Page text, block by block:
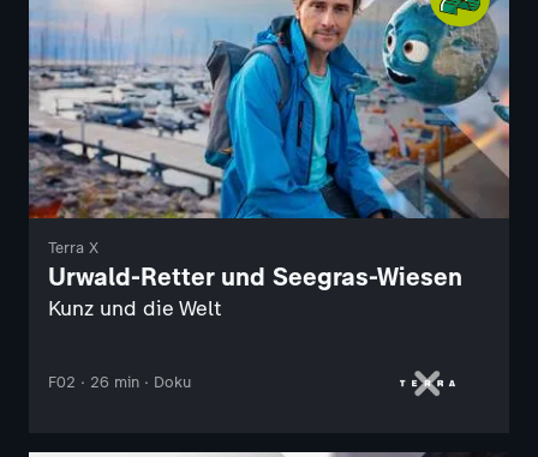
Terra X
Urwald-Retter und Seegras-Wiesen
Kunz und die Welt
F02 · 26 min · Doku